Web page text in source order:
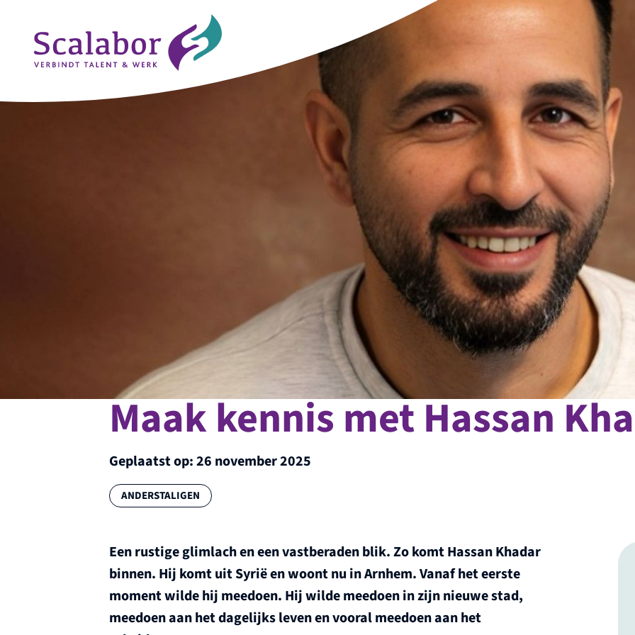
Maak kennis met Hassan
Geplaatst op:26 november 2025
Categorie:
ANDERSTALIGEN
Een rustige glimlach en een vastberaden blik. Zo komt Hassan Khadar
binnen. Hij komt uit Syrië en woont nu in Arnhem. Vanaf het eerste
moment wilde hij meedoen. Hij wilde meedoen in zijn nieuwe stad,
meedoen aan het dagelijks leven en vooral meedoen aan het